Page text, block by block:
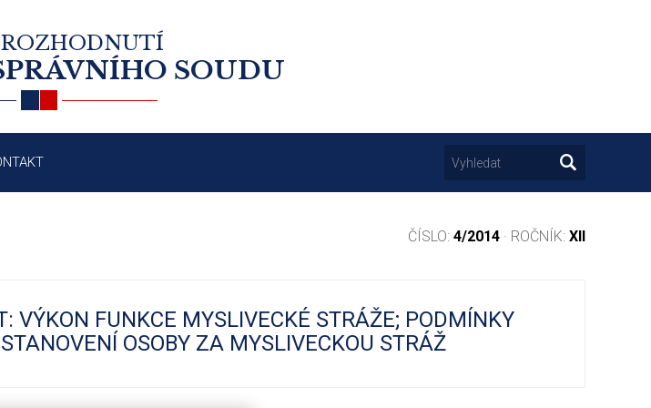
ROZHODNUTÍ
SOUDU
ČÍSLO: 4/2014 · ROČNÍK: XII
VÝKON FUNKCE MYSLIVECKÉ STRÁŽE; PODMÍNKY
OSOBY ZA MYSLIVECKOU STRÁŽ